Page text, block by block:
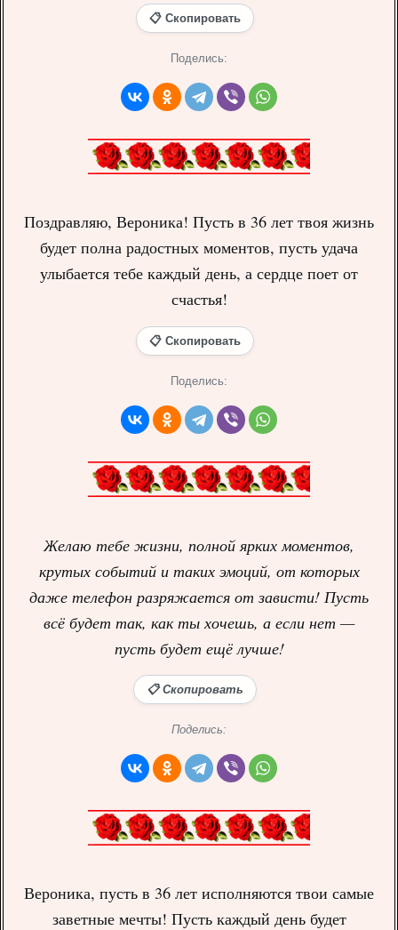
📋 Скопировать
Поделись:
Поздравляю, Вероника! Пусть в 36 лет твоя жизнь
будет полна радостных моментов, пусть удача
улыбается тебе каждый день, а сердце поет от
счастья!
📋 Скопировать
Поделись:
Желаю тебе жизни, полной ярких моментов,
крутых событий и таких эмоций, от которых
даже телефон разряжается от зависти! Пусть
всё будет так, как ты хочешь, а если нет —
пусть будет ещё лучше!
📋 Скопировать
Поделись:
Вероника, пусть в 36 лет исполняются твои самые
заветные мечты! Пусть каждый день будет